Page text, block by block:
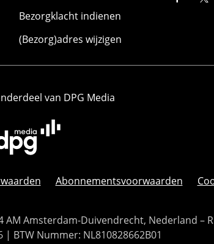
Bezorgklacht indienen
(Bezorg)adres wijzigen
van DPG Media
Abonnementsvoorwaarden
Amsterdam-Duivendrecht, Nederland –
| BTW Nummer: NL810828662B01